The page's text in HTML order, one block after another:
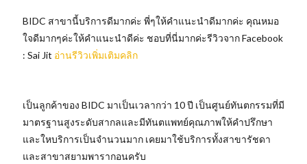
BIDC สาขานี้บริการดีมากค่ะ พี่ๆให้คำแนะนำดีมากค่ะ คุณหมอ
ใจดีมากๆค่ะให้คำแนะนำดีค่ะ ชอบที่นี่มากค่ะรีวิวจาก Facebook
: Sai Jit อ่านรีวิวเพิ่มเติมคลิก
เป็นลูกค้าของ BIDC มาเป็นเวลากว่า 10 ปี เป็นศูนย์ทันตกรรมที่มี
มาตรฐานสูงระดับสากลและมีทันตแพทย์คุณภาพให้คำปรึกษา
และใหบริการเป็นจำนวนมาก เคยมาใช้บริการทั้งสาขารัชดา
และสาขาสยามพารากอนครับ